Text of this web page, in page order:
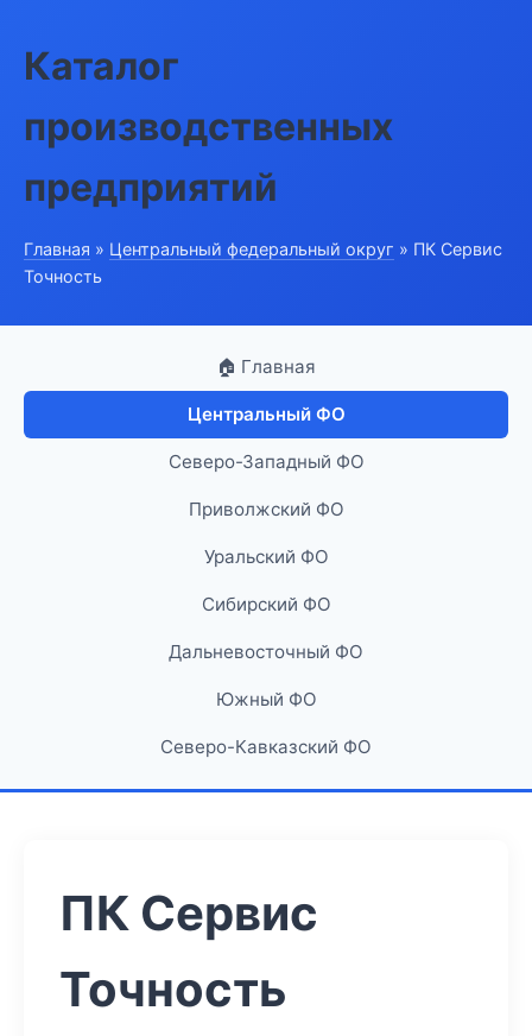
Каталог
производственных
предприятий
Главная » Центральный федеральный округ » ПК Сервис
Точность
🏠 Главная
Центральный ФО
Северо-Западный ФО
Приволжский ФО
Уральский ФО
Сибирский ФО
Дальневосточный ФО
Южный ФО
Северо-Кавказский ФО
ПК Сервис
Точность